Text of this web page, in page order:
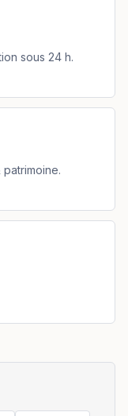
sous 24 h.